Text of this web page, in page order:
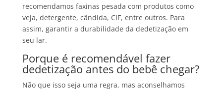
recomendamos faxinas pesada com produtos como
veja, detergente, cândida, CIF, entre outros. Para
assim, garantir a durabilidade da dedetização em
seu lar.
Porque é recomendável fazer
dedetização antes do bebê chegar?
Não que isso seja uma regra, mas aconselhamos